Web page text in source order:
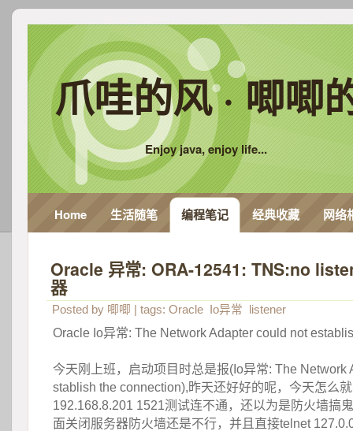
爪哇的风 · 唧唧
Enjoy java, enjoy life...
Home 生活随笔 编程笔记 经典收藏 网络
Oracle 异常: ORA-12541: TNS:no
器
Posted by 唧唧 | tags: Oracle Io异常 listener
Oracle Io异常: The Network Adapter could not
今天刚上班，启动项目时总是报(Io异常: The Network
stablish the connection),昨天还好好的呢，今天怎么
192.168.8.201 1521测试连不通，还以为是防火墙搞
面关闭服务器防火墙还是不行，并且直接telnet